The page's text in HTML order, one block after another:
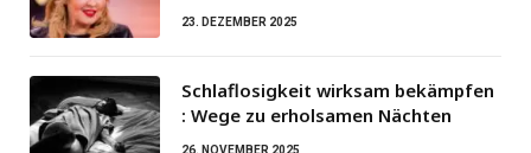
23. DEZEMBER 2025
Schlaflosigkeit wirksam bekämpfen
: Wege zu erholsamen Nächten
26. NOVEMBER 2025